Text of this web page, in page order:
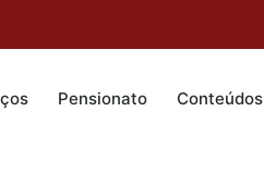
Pensionato Conteúdos